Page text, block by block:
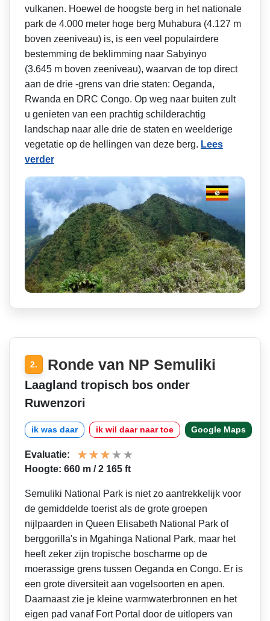
vulkanen. Hoewel de hoogste berg in het nationale
park de 4.000 meter hoge berg Muhabura (4.127 m
boven zeeniveau) is, is een veel populairdere
bestemming de beklimming naar Sabyinyo
(3.645 m boven zeeniveau), waarvan de top direct
aan de drie -grens van drie staten: Oeganda,
Rwanda en DRC Congo. Op weg naar buiten zult
u genieten van een prachtig schilderachtig
landschap naar alle drie de staten en weelderige
vegetatie op de hellingen van deze berg. Lees
verder
2. Ronde van NP Semuliki
Laagland tropisch bos onder
Ruwenzori
ik was daar ik wil daar naar toe Google Maps
Evaluatie:
Hoogte: 660 m / 2 165 ft
Semuliki National Park is niet zo aantrekkelijk voor
de gemiddelde toerist als de grote groepen
nijlpaarden in Queen Elisabeth National Park of
berggorilla's in Mgahinga National Park, maar het
heeft zeker zijn tropische boscharme op de
moerassige grens tussen Oeganda en Congo. Er is
een grote diversiteit aan vogelsoorten en apen.
Daarnaast zie je kleine warmwaterbronnen en het
eigen pad vanaf Fort Portal door de uitlopers van